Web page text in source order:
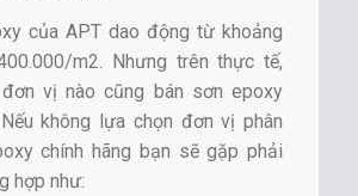
của APT dao động từ khoảng
m2. Nhưng trên thực tế,
vị nào cũng bán sơn epoxy
không lựa chọn đơn vị phân
chính hãng bạn sẽ gặp phải
hợp như: